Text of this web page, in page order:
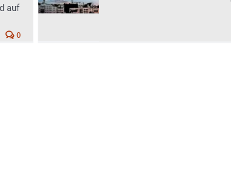
auf
0